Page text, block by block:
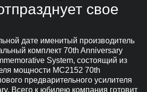
свое
дате именитый производитель
комплект 70th Anniversary
System, состоящий из
мощности MC2152 70th
предварительного усилителя
Всего к юбилею компания готовит